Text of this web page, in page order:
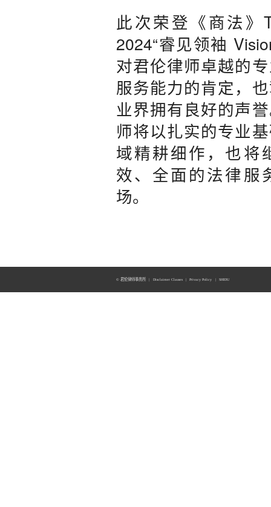
此次荣登《商法》
2024“睿见领袖
对君伦律师卓越的
服务能力的肯定，
业界拥有良好的声
师将以扎实的专业
域精耕细作，也将
效、全面的法律服
场。
© 君伦律师事务所 | Disclaimer Clauses | Privacy Policy | SHIDU